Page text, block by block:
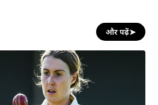
और पढ़ें➤